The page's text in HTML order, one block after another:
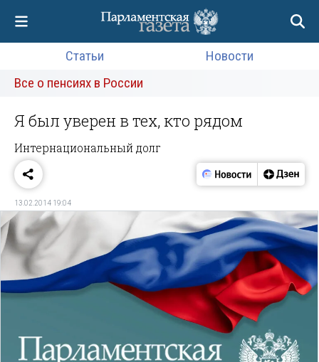
Статьи
Новости
Все о пенсиях в России
Я был уверен в тех, кто рядом
Интернациональный долг
13.02.2014 19:04